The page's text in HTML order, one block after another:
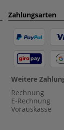
Zahlungsarten
Weitere
Rechnung
E-Rechnung
Vorauskasse